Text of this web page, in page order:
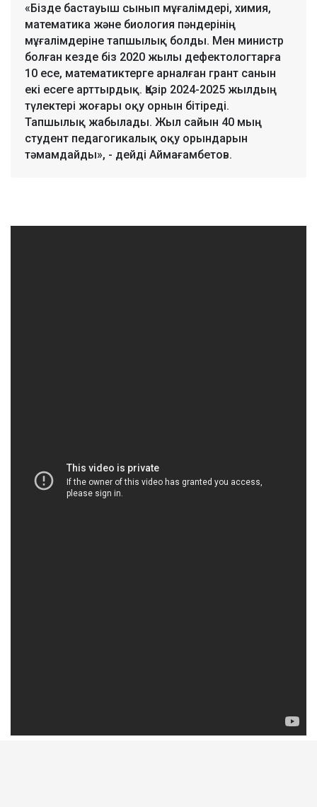
«Бізде бастауыш сынып мұғалімдері, химия,
математика және биология пәндерінің
мұғалімдеріне тапшылық болды. Мен министр
болған кезде біз 2020 жылы дефектологтарға
10 есе, математиктерге арналған грант санын
екі есеге арттырдық. Қазір 2024-2025 жылдың
түлектері жоғары оқу орнын бітіреді.
Тапшылық жабылады. Жыл сайын 40 мың
студент педагогикалық оқу орындарын
тәмамдайды», - дейді Аймағамбетов.